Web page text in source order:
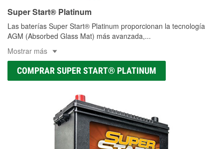
Super Start® Platinum
Las baterías Super Start® Platinum proporcionan la tecnología
AGM (Absorbed Glass Mat) más avanzada,...
Mostrar más
COMPRAR SUPER START® PLATINUM